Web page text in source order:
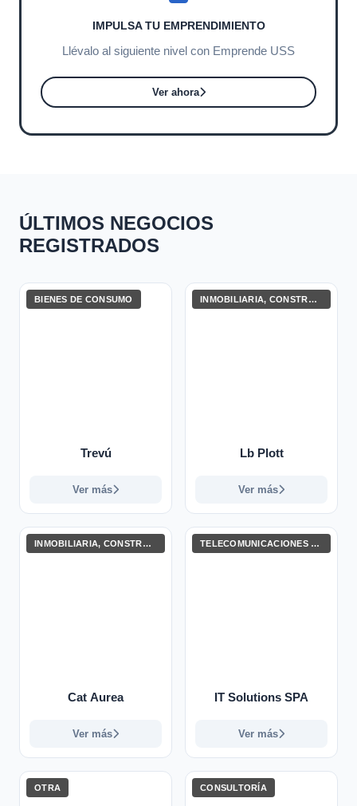
IMPULSA TU EMPRENDIMIENTO
Llévalo al siguiente nivel con Emprende USS
Ver ahora
ÚLTIMOS NEGOCIOS
REGISTRADOS
BIENES DE CONSUMO
Trevú
Ver más
INMOBILIARIA, CONSTRUCCIÓN E INGENIERÍA
Lb Plott
Ver más
INMOBILIARIA, CONSTRUCCIÓN E INGENIERÍA
Cat Aurea
Ver más
TELECOMUNICACIONES Y TECNOLOGÍAS DE LA INFORMACIÓN
IT Solutions SPA
Ver más
OTRA CONSULTORÍA